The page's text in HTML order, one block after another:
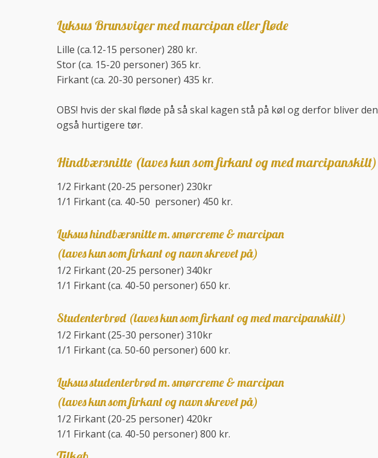
Luksus Brunsviger med marcipan eller fløde
​​Lille (ca.12-15 personer) 280 kr.
Stor (ca. 15-20 personer) 365 kr.
Firkant (ca. 20-30 personer) 435 kr.
OBS! hvis der skal fløde på så skal kagen stå på køl og derfor bliver den
også hurtigere tør.
Hindbærsnitte (laves kun som firkant og med marcipanskilt)
1/2 Firkant (20-25 personer) 230kr
1/1 Firkant (ca. 40-50 personer) 450 kr.
Luksus hindbærsnitte m. smørcreme & marcipan
(laves kun som firkant og navn skrevet på)
1/2 Firkant (20-25 personer) 340kr
1/1 Firkant (ca. 40-50 personer) 650 kr.
Studenterbrød (laves kun som firkant og med marcipanskilt)
​1/2 Firkant (25-30 personer) 310kr
1/1 Firkant (ca. 50-60 personer) 600 kr.
Luksus studenterbrød m. smørcreme & marcipan
(laves kun som firkant og navn skrevet på)
​1/2 Firkant (20-25 personer) 420kr
1/1 Firkant (ca. 40-50 personer) 800 kr.